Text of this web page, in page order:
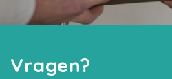
Vragen?